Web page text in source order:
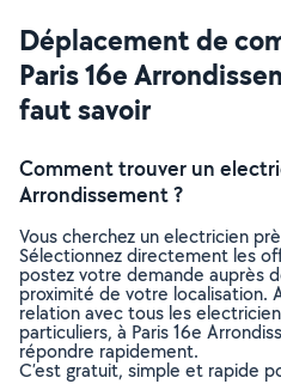
Déplacement de
Paris 16e
faut savoir
Comment trouver un
Arrondissement ?
Vous cherchez un electricien
Sélectionnez directement les
postez votre demande auprès
proximité de votre localisation.
relation avec tous les
particuliers, à Paris 16e
répondre rapidement.
C’est gratuit, simple et rapide